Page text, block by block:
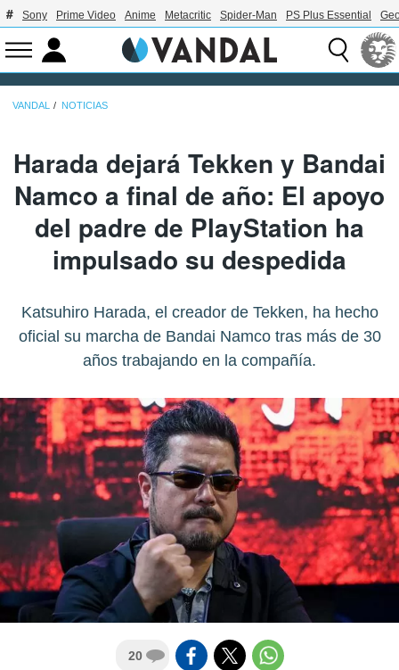
Sony Prime Video Anime Metacritic Spider-Man PS Plus Essential
VANDAL NOTICIAS
Harada dejará Tekken y Bandai
Namco a final de año: El apoyo
del padre de PlayStation ha
impulsado su despedida
Katsuhiro Harada, el creador de Tekken, ha hecho
oficial su marcha de Bandai Namco tras más de 30
años trabajando en la compañía.
20